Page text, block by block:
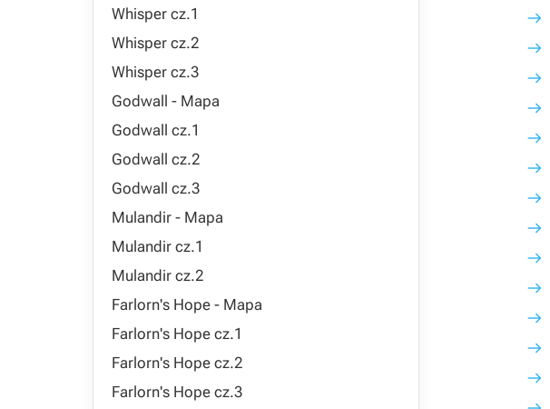
Whisper cz.1
Whisper cz.2
Whisper cz.3
Godwall - Mapa
Godwall cz.1
Godwall cz.2
Godwall cz.3
Mulandir - Mapa
Mulandir cz.1
Mulandir cz.2
Farlorn's Hope - Mapa
Farlorn's Hope cz.1
Farlorn's Hope cz.2
Farlorn's Hope cz.3